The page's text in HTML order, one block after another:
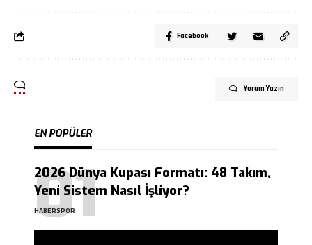
Facebook
Yorum Yazın
EN POPÜLER
2026 Dünya Kupası Formatı: 48 Takım,
Yeni Sistem Nasıl İşliyor?
HABERSPOR